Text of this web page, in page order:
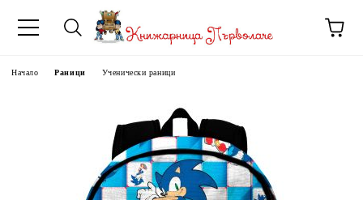
Начало Раници Ученически раници